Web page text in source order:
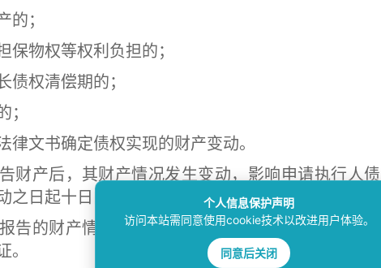
；
物权等权利负担的；
权清偿期的；
文书确定债权实现的财产变动。
财产后，其财产情况发生变动，影响申请执行人债
之日起十日内向人民法院补充报告。
告的财产情况，人民法院应当及时调查核实，必要
个人信息保护声明
访问本站需同意使用cookie技术以改进用户体验。
同意后关闭